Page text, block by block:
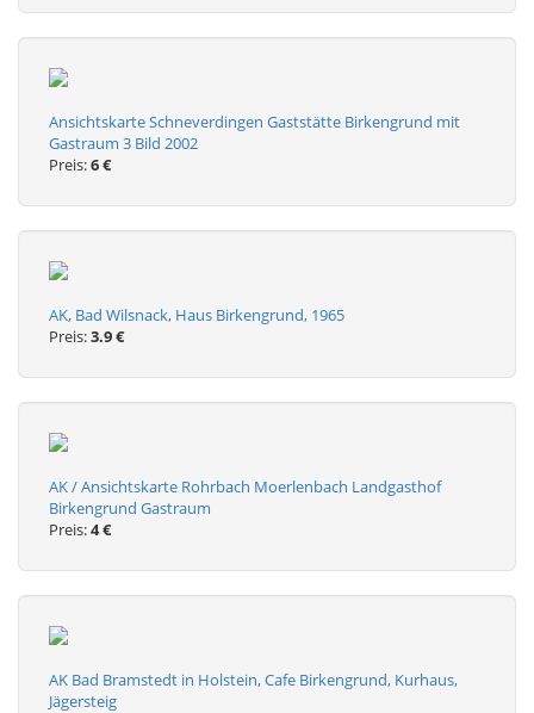
Ansichtskarte Schneverdingen Gaststätte Birkengrund mit
Gastraum 3 Bild 2002
Preis:6 €
AK, Bad Wilsnack, Haus Birkengrund, 1965
Preis:3.9 €
AK / Ansichtskarte Rohrbach Moerlenbach Landgasthof
Birkengrund Gastraum
Preis:4 €
AK Bad Bramstedt in Holstein, Cafe Birkengrund, Kurhaus,
Jägersteig